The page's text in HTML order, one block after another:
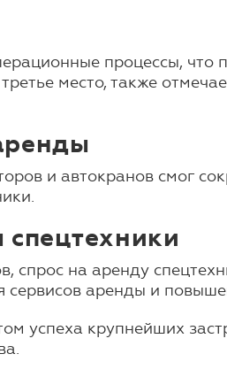
процессы, что
место, также
и автокранов смог
спрос на аренду
аренды и
успеха крупнейших